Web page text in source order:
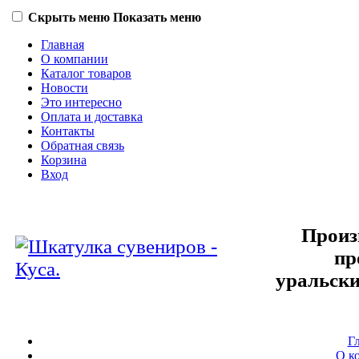
Скрыть меню Показать меню
Главная
О компании
Каталог товаров
Новости
Это интересно
Оплата и доставка
Контакты
Обратная связь
Корзина
Вход
О